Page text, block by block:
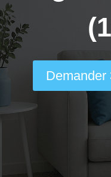
Demander